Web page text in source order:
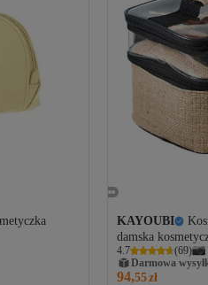
KAYOUBI
damska
z dwiema
i dwiema
4.7 (69)
Darmowa
94,55zł